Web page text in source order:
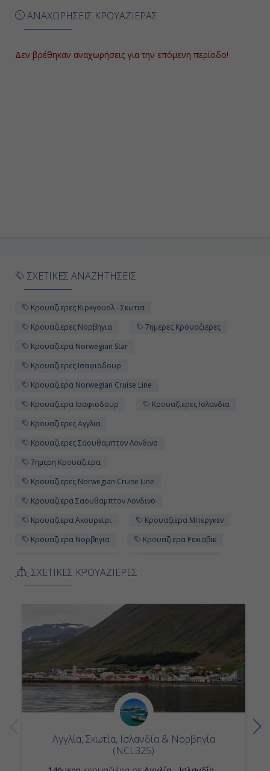
Αποβίβαση
ΑΝΑΧΩΡΗΣΕΙΣ ΚΡΟΥΑΖΙΕΡΑΣ
Δεν βρέθηκαν αναχωρήσεις για την επόμενη περίοδο!
ΣΧΕΤΙΚΕΣ ΑΝΑΖΗΤΗΣΕΙΣ
Κρουαζιερες Κιρκγουολ - Σκωτια
Κρουαζιερες Νορβηγια
7ημερες Κρουαζιερες
Κρουαζιερα Norwegian Star
Κρουαζιερες Ισαφιοδουρ
Κρουαζιερα Norwegian Cruise Line
Κρουαζιερα Ισαφιοδουρ
Κρουαζιερες Ισλανδια
Κρουαζιερες Αγγλια
Κρουαζιερες Σαουθαμπτον Λονδινο
7ημερη Κρουαζιερα
Κρουαζιερες Norwegian Cruise Line
Κρουαζιερα Σαουθαμπτον Λονδινο
Κρουαζιερα Ακουρεϊρι
Κρουαζιερα Μπεργκεν
Κρουαζιερα Νορβηγια
Κρουαζιερα Ρεκιαβικ
Κρουαζιερες Ακουρεϊρι
Κρουαζιερα Κιρκγουολ - Σκωτια
ΣΧΕΤΙΚΕΣ ΚΡΟΥΑΖΙΕΡΕΣ
Αγγλία, Σκωτία, Ισλανδία & Νορβηγία
(NCL325)